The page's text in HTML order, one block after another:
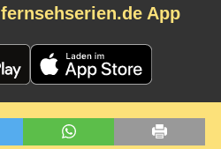
fernsehserien.de App